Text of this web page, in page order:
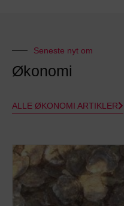
Seneste nyt om
Økonomi
ALLE ØKONOMI ARTIKLER